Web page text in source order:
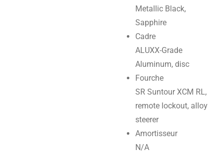
Metallic Black,
Sapphire
Cadre
ALUXX-Grade
Aluminum, disc
Fourche
SR Suntour XCM RL,
remote lockout, alloy
steerer
Amortisseur
N/A